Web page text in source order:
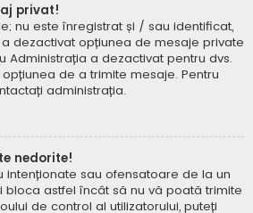
privat!
nu este înregistrat și / sau identificat,
a dezactivat opțiunea de mesaje private
Administrația a dezactivat pentru dvs.
de a trimite mesaje. Pentru
administrația.
nedorite!
intenționate sau ofensatoare de la un
bloca astfel încât să nu vă poată trimite
de control al utilizatorului, puteți